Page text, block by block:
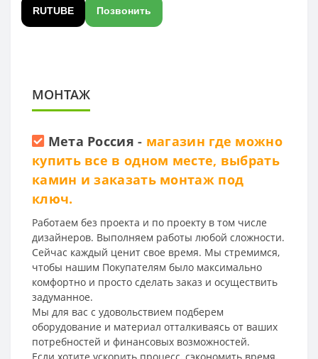
RUTUBE Позвонить
МОНТАЖ
Мета Россия - магазин где можно
купить все в одном месте, выбрать
камин и заказать монтаж под
ключ.
Работаем без проекта и по проекту в том числе
дизайнеров. Выполняем работы любой сложности.
Сейчас каждый ценит свое время. Мы стремимся,
чтобы нашим Покупателям было максимально
комфортно и просто сделать заказ и осуществить
задуманное.
Мы для вас с удовольствием подберем
оборудование и материал отталкиваясь от ваших
потребностей и финансовых возможностей.